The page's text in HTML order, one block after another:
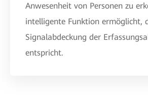
Anwesenheit von Personen zu
intelligente Funktion ermöglicht,
Signalabdeckung der
entspricht.